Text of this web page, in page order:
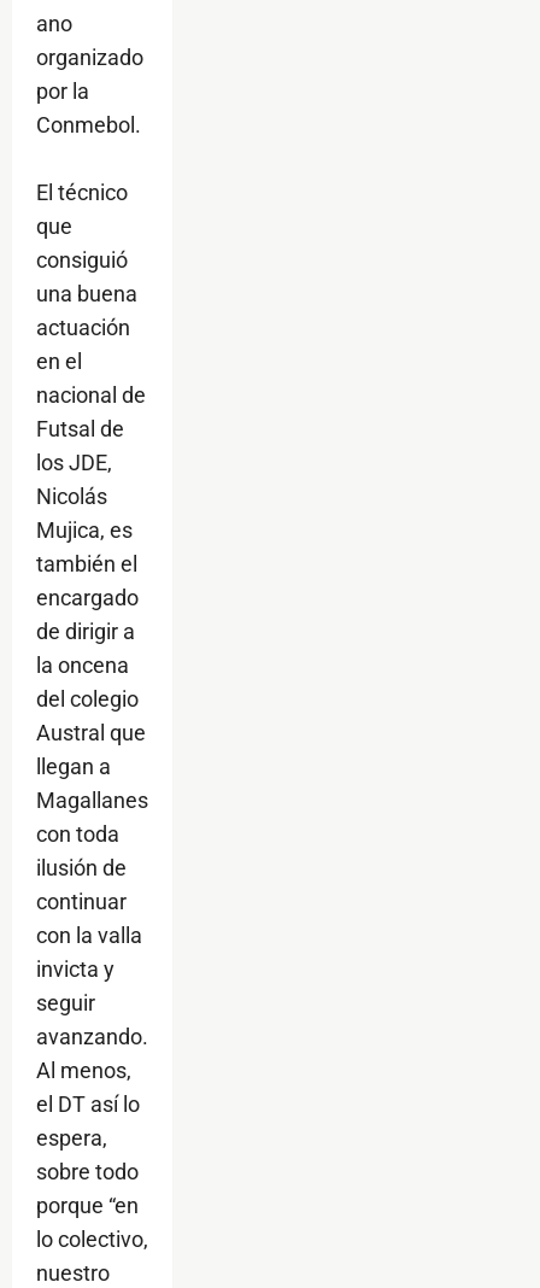
ano
organizado
por la
Conmebol.
El técnico
que
consiguió
una buena
actuación
en el
nacional de
Futsal de
los JDE,
Nicolás
Mujica, es
también el
encargado
de dirigir a
la oncena
del colegio
Austral que
llegan a
Magallanes
con toda
ilusión de
continuar
con la valla
invicta y
seguir
avanzando.
Al menos,
el DT así lo
espera,
sobre todo
porque “en
lo colectivo,
nuestro